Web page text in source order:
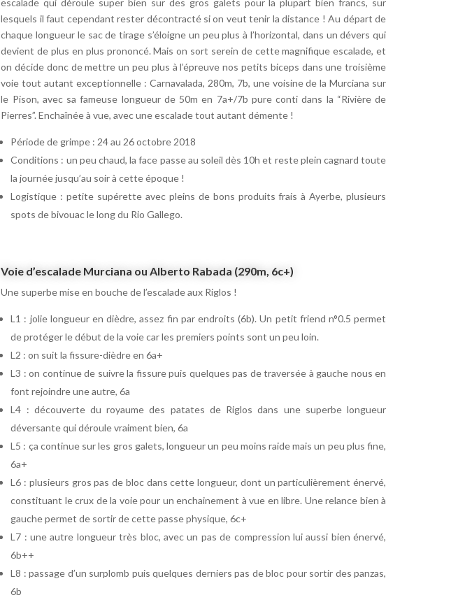
lesquels il faut cependant rester décontracté si on veut tenir la distance ! Au départ de
chaque longueur le sac de tirage s’éloigne un peu plus à l’horizontal, dans un dévers qui
devient de plus en plus prononcé. Mais on sort serein de cette magnifique escalade, et
on décide donc de mettre un peu plus à l’épreuve nos petits biceps dans une troisième
voie tout autant exceptionnelle : Carnavalada, 280m, 7b, une voisine de la Murciana sur
le Pison, avec sa fameuse longueur de 50m en 7a+/7b pure conti dans la “Rivière de
Pierres”. Enchaînée à vue, avec une escalade tout autant démente !
Période de grimpe : 24 au 26 octobre 2018
Conditions : un peu chaud, la face passe au soleil dès 10h et reste plein cagnard toute
la journée jusqu’au soir à cette époque !
Logistique : petite supérette avec pleins de bons produits frais à Ayerbe, plusieurs
spots de bivouac le long du Rio Gallego.
Voie d’escalade Murciana ou Alberto Rabada (290m, 6c+)
Une superbe mise en bouche de l’escalade aux Riglos !
L1 : jolie longueur en dièdre, assez fin par endroits (6b). Un petit friend n°0.5 permet
de protéger le début de la voie car les premiers points sont un peu loin.
L2 : on suit la fissure-dièdre en 6a+
L3 : on continue de suivre la fissure puis quelques pas de traversée à gauche nous en
font rejoindre une autre, 6a
L4 : découverte du royaume des patates de Riglos dans une superbe longueur
déversante qui déroule vraiment bien, 6a
L5 : ça continue sur les gros galets, longueur un peu moins raide mais un peu plus fine,
6a+
L6 : plusieurs gros pas de bloc dans cette longueur, dont un particulièrement énervé,
constituant le crux de la voie pour un enchainement à vue en libre. Une relance bien à
gauche permet de sortir de cette passe physique, 6c+
L7 : une autre longueur très bloc, avec un pas de compression lui aussi bien énervé,
6b++
L8 : passage d’un surplomb puis quelques derniers pas de bloc pour sortir des panzas,
6b